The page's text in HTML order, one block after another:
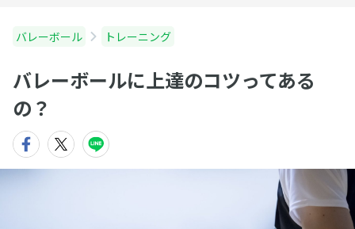
バレーボール トレーニング
バレーボールに上達のコツってある
の？